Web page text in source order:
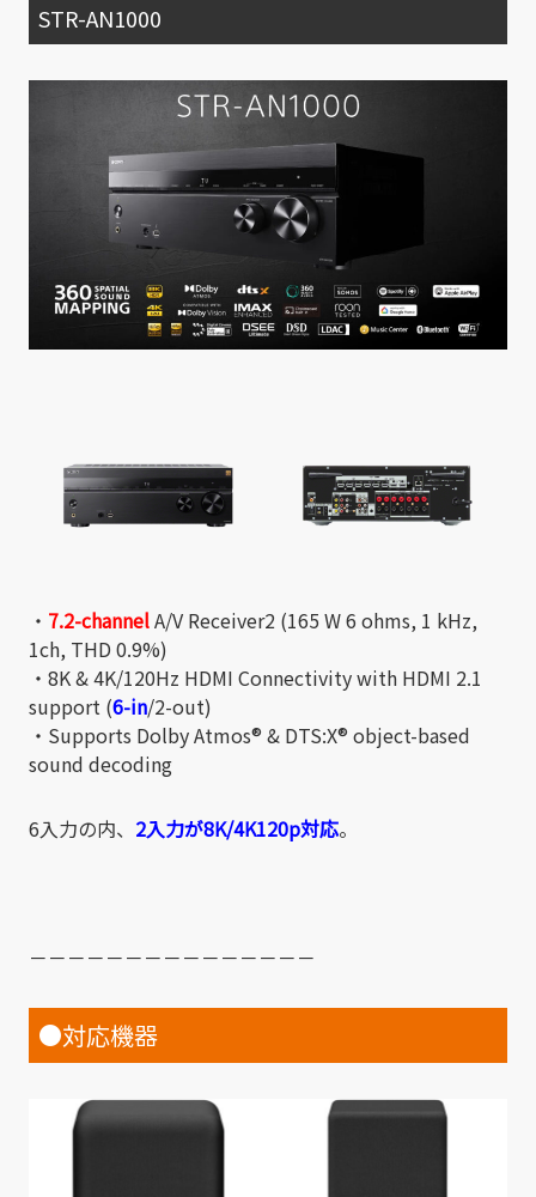
STR-AN1000
・ 7.2-channelA/V Receiver2 (165 W 6 ohms, 1 kHz,
1ch, THD 0.9%)
・8K & 4K/120Hz HDMI Connectivity with HDMI 2.1
support (6-in/2-out)
・Supports Dolby Atmos® & DTS:X® object-based
sound decoding
6入力の内、 2入力が8K/4K120p対応。
－－－－－－－－－－－－－－－
●対応機器